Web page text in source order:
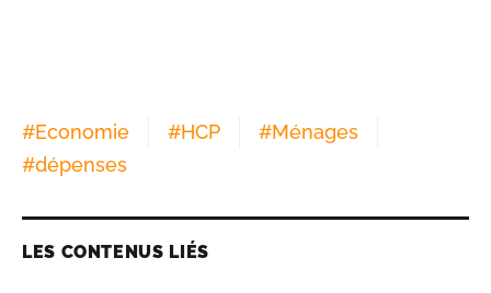
#Economie #HCP #Ménages
#dépenses
LES CONTENUS LIÉS